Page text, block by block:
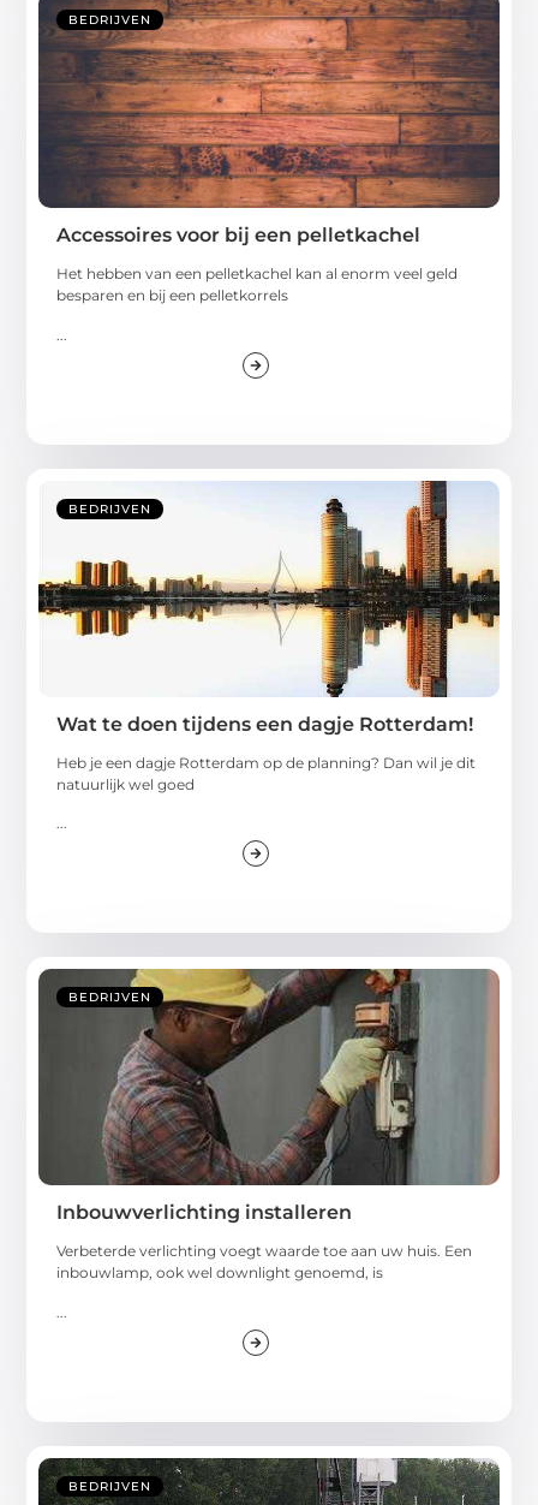
BEDRIJVEN
Accessoires voor bij een pelletkachel
Het hebben van een pelletkachel kan al enorm veel geld
besparen en bij een pelletkorrels
BEDRIJVEN
Wat te doen tijdens een dagje Rotterdam!
Heb je een dagje Rotterdam op de planning? Dan wil je dit
natuurlijk wel goed
...
BEDRIJVEN
Inbouwverlichting installeren
Verbeterde verlichting voegt waarde toe aan uw huis. Een
inbouwlamp, ook wel downlight genoemd, is
BEDRIJVEN